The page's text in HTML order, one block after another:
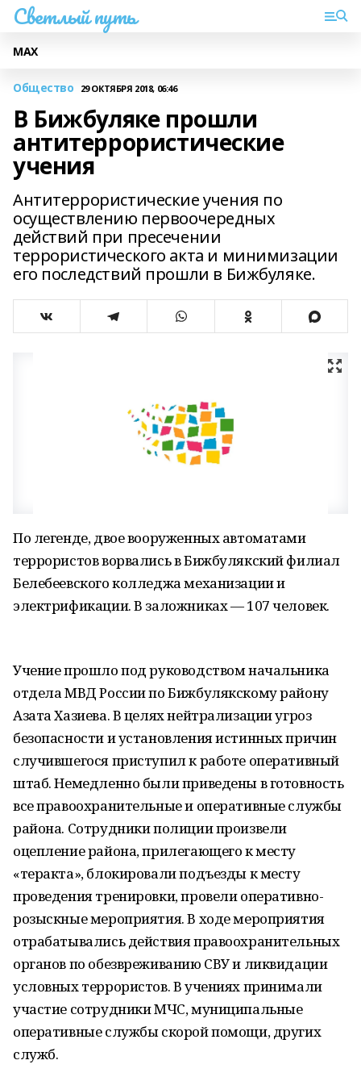
Светлый путь
МАХ
Общество 29 ОКТЯБРЯ 2018, 06:46
В Бижбуляке прошли
антитеррористические
учения
Антитеррористические учения по
осуществлению первоочередных
действий при пресечении
террористического акта и минимизации
его последствий прошли в Бижбуляке.
По легенде, двое вооруженных автоматами
террористов ворвались в Бижбулякский филиал
Белебеевского колледжа механизации и
электрификации. В заложниках — 107 человек.
Учение прошло под руководством начальника
отдела МВД России по Бижбулякскому району
Азата Хазиева. В целях нейтрализации угроз
безопасности и установления истинных причин
случившегося приступил к работе оперативный
штаб. Немедленно были приведены в готовность
все правоохранительные и оперативные службы
района. Сотрудники полиции произвели
оцепление района, прилегающего к месту
«теракта», блокировали подъезды к месту
проведения тренировки, провели оперативно-
розыскные мероприятия. В ходе мероприятия
отрабатывались действия правоохранительных
органов по обезвреживанию СВУ и ликвидации
условных террористов. В учениях принимали
участие сотрудники МЧС, муниципальные
оперативные службы скорой помощи, других
служб.